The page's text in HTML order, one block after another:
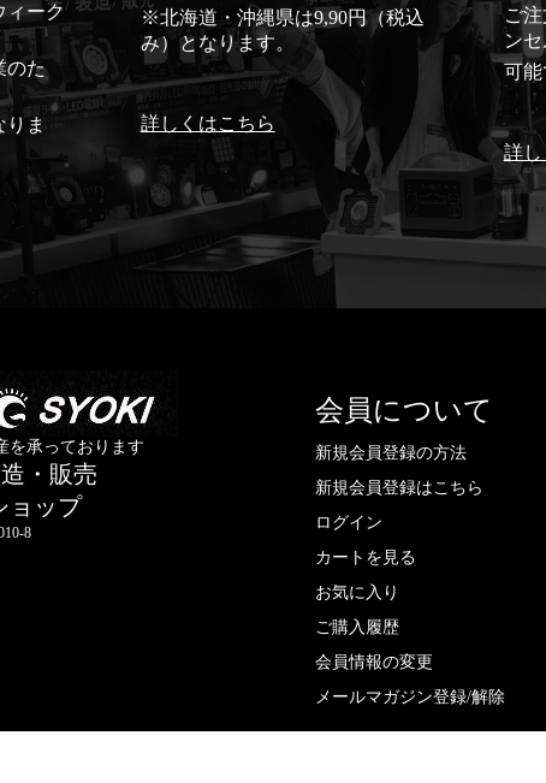
ィーク
のた
ま
※北海道・沖縄県は9,90円（税込
み）となります。
詳しくはこちら
ご注
ン
可
詳し
を承っております
・販売
ョップ
8
会員について
新規会員登録の方法
新規会員登録はこちら
ログイン
カートを見る
お気に入り
ご購入履歴
会員情報の変更
メールマガジン登録/解除